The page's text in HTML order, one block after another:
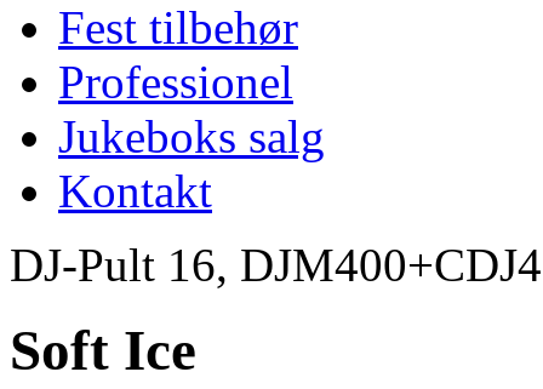
Fest tilbehør
Professionel
Jukeboks salg
Kontakt
DJ-Pult 16,
Soft Ice